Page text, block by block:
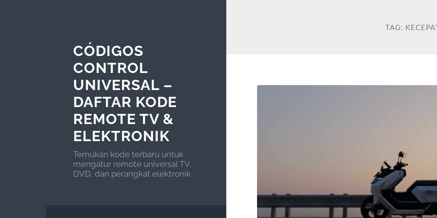
CÓDIGOS
CONTROL
UNIVERSAL –
DAFTAR KODE
REMOTE TV &
ELEKTRONIK
Temukan kode terbaru untuk
mengatur remote universal TV,
DVD, dan perangkat elektronik
TAG: